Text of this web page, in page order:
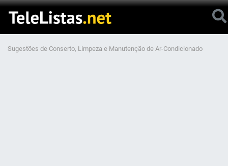
Sugestões de Conserto, Limpeza e Manutenção de Ar-Condicionado